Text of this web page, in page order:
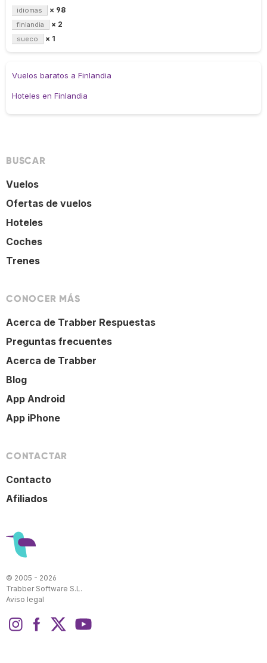
idiomas × 98
finlandia × 2
sueco × 1
Vuelos baratos a Finlandia
Hoteles en Finlandia
BUSCAR
Vuelos
Ofertas de vuelos
Hoteles
Coches
Trenes
CONOCER MÁS
Acerca de Trabber Respuestas
Preguntas frecuentes
Acerca de Trabber
Blog
App Android
App iPhone
CONTACTAR
Contacto
Afiliados
© 2005 - 2026
Trabber Software S.L.
Aviso legal